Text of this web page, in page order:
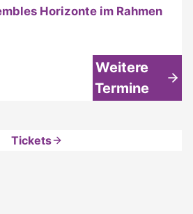
Horizonte im Rahmen
Weitere
Termine
Tickets